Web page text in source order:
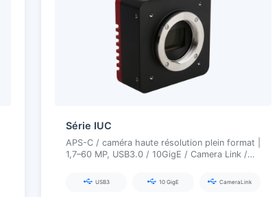
Série IUC
APS-C / caméra haute résolution plein format |
1,7–60 MP, USB3.0 / 10GigE / Camera Link /
USB3 10 GigE CameraLink